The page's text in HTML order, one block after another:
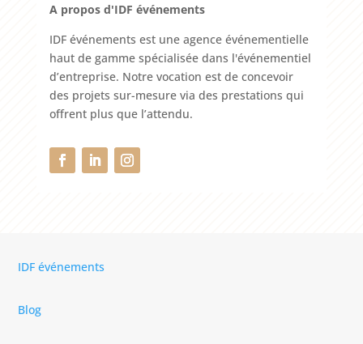
A propos d'IDF événements
IDF événements est une agence événementielle
haut de gamme spécialisée dans l'événementiel
d’entreprise. Notre vocation est de concevoir
des projets sur-mesure via des prestations qui
offrent plus que l’attendu.
IDF événements
Blog